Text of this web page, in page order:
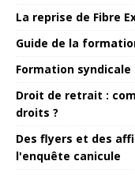
La reprise de Fibre
Guide de la
Formation syndicale
Droit de retrait :
droits ?
Des flyers et des
l'enquête canicule